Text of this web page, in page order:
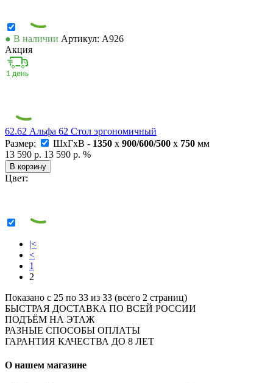
● В наличии Артикул: А926
Акция
62.62 Альфа 62 Стол эргономичный
Размер:
ШxГxВ - 1350 x 900/600/500 x 750 мм
13 590 р. 13 590 р. %
В корзину
Цвет:
|<
<
1
2
Показано с 25 по 33 из 33 (всего 2 страниц)
БЫСТРАЯ ДОСТАВКА ПО ВСЕЙ РОССИИ
ПОДЪЁМ НА ЭТАЖ
РАЗНЫЕ СПОСОБЫ ОПЛАТЫ
ГАРАНТИЯ КАЧЕСТВА ДО 8 ЛЕТ
О нашем магазине